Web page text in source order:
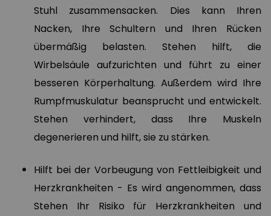
Stuhl zusammensacken. Dies kann Ihren
Nacken, Ihre Schultern und Ihren Rücken
übermäßig belasten. Stehen hilft, die
Wirbelsäule aufzurichten und führt zu einer
besseren Körperhaltung. Außerdem wird Ihre
Rumpfmuskulatur beansprucht und entwickelt.
Stehen verhindert, dass Ihre Muskeln
degenerieren und hilft, sie zu stärken.
Hilft bei der Vorbeugung von Fettleibigkeit und
Herzkrankheiten - Es wird angenommen, dass
Stehen Ihr Risiko für Herzkrankheiten und